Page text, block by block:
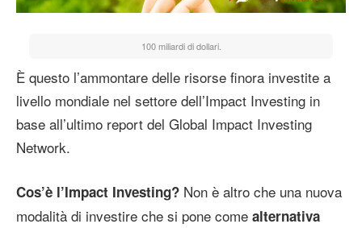
100 miliardi di dollari.
È questo l’ammontare delle risorse finora investite a
livello mondiale nel settore dell’Impact Investing in
base all’ultimo report del Global Impact Investing
Network.
Cos’è l’Impact Investing? Non è altro che una nuova
modalità di investire che si pone come alternativa